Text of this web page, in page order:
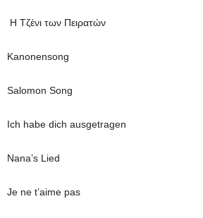
Η Τζένι των Πειρατών
Kanonensong
Salomon Song
Ich habe dich ausgetragen
Nana’s Lied
Je ne t’aime pas